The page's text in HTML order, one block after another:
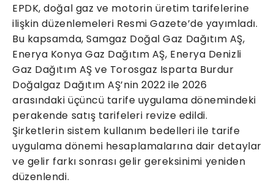
EPDK, doğal gaz ve motorin üretim tarifelerine
ilişkin düzenlemeleri Resmi Gazete’de yayımladı.
Bu kapsamda, Samgaz Doğal Gaz Dağıtım AŞ,
Enerya Konya Gaz Dağıtım AŞ, Enerya Denizli
Gaz Dağıtım AŞ ve Torosgaz Isparta Burdur
Doğalgaz Dağıtım AŞ’nin 2022 ile 2026
arasındaki üçüncü tarife uygulama dönemindeki
perakende satış tarifeleri revize edildi.
Şirketlerin sistem kullanım bedelleri ile tarife
uygulama dönemi hesaplamalarına dair detaylar
ve gelir farkı sonrası gelir gereksinimi yeniden
düzenlendi.